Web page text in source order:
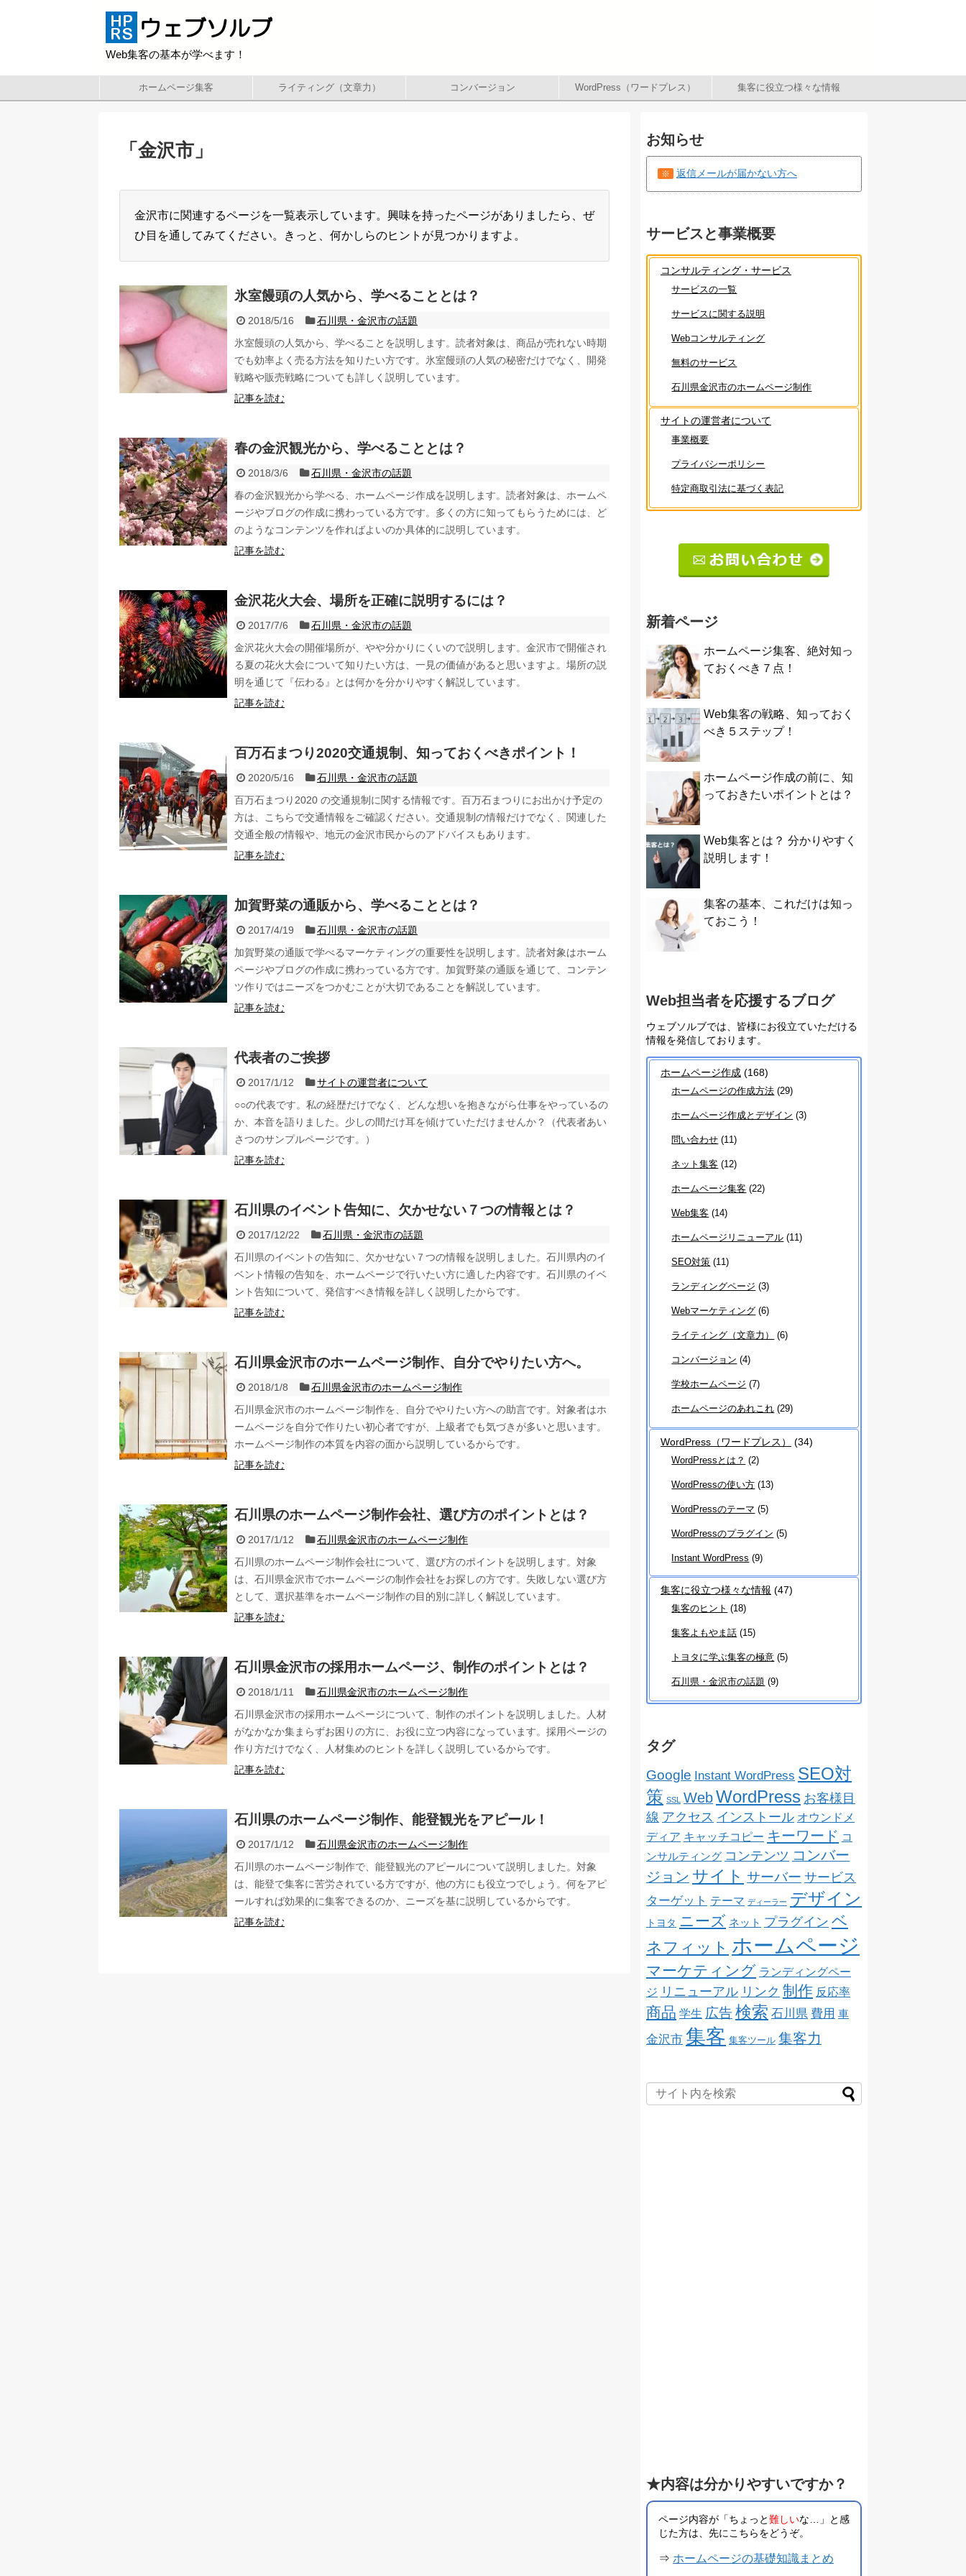
Web集客の基本が学べます！
ホームページ集客 ライティング（文章力） コンバージョン WordPress（ワードプレス） 集客に役立つ様々な情報
「 金沢市 」
金沢市に関連するページを一覧表示しています。興味を持ったページがありましたら、ぜ
ひ目を通してみてください。きっと、何かしらのヒントが見つかりますよ。
氷室饅頭の人気から、学べることとは？
2018/5/16
石川県・金沢市の話題
氷室饅頭の人気から、学べることを説明します。読者対象は、商品が売れない時期
でも効率よく売る方法を知りたい方です。氷室饅頭の人気の秘密だけでなく、開発
戦略や販売戦略についても詳しく説明しています。
記事を読む
春の金沢観光から、学べることとは？
2018/3/6
石川県・金沢市の話題
春の金沢観光から学べる、ホームページ作成を説明します。読者対象は、ホームペ
ージやブログの作成に携わっている方です。多くの方に知ってもらうためには、ど
のようなコンテンツを作ればよいのか具体的に説明しています。
記事を読む
金沢花火大会、場所を正確に説明するには？
2017/7/6
石川県・金沢市の話題
金沢花火大会の開催場所が、やや分かりにくいので説明します。金沢市で開催され
る夏の花火大会について知りたい方は、一見の価値があると思いますよ。場所の説
明を通じて『伝わる』とは何かを分かりやすく解説しています。
記事を読む
百万石まつり2020交通規制、知っておくべきポイント！
2020/5/16
石川県・金沢市の話題
百万石まつり2020 の交通規制に関する情報です。百万石まつりにお出かけ予定の
方は、こちらで交通情報をご確認ください。交通規制の情報だけでなく、関連した
交通全般の情報や、地元の金沢市民からのアドバイスもあります。
記事を読む
加賀野菜の通販から、学べることとは？
2017/4/19
石川県・金沢市の話題
加賀野菜の通販で学べるマーケティングの重要性を説明します。読者対象はホーム
ページやブログの作成に携わっている方です。加賀野菜の通販を通じて、コンテン
ツ作りではニーズをつかむことが大切であることを解説しています。
記事を読む
代表者のご挨拶
2017/1/12
サイトの運営者について
○○の代表です。私の経歴だけでなく、どんな想いを抱きながら仕事をやっているの
か、本音を語りました。少しの間だけ耳を傾けていただけませんか？（代表者あい
さつのサンプルページです。）
記事を読む
石川県のイベント告知に、欠かせない７つの情報とは？
2017/12/22
石川県・金沢市の話題
石川県のイベントの告知に、欠かせない７つの情報を説明しました。石川県内のイ
ベント情報の告知を、ホームページで行いたい方に適した内容です。石川県のイベ
ント告知について、発信すべき情報を詳しく説明したからです。
記事を読む
石川県金沢市のホームページ制作、自分でやりたい方へ。
2018/1/8
石川県金沢市のホームページ制作
石川県金沢市のホームページ制作を、自分でやりたい方への助言です。対象者はホ
ームページを自分で作りたい初心者ですが、上級者でも気づきが多いと思います。
ホームページ制作の本質を内容の面から説明しているからです。
記事を読む
石川県のホームページ制作会社、選び方のポイントとは？
2017/1/12
石川県金沢市のホームページ制作
石川県のホームページ制作会社について、選び方のポイントを説明します。対象
は、石川県金沢市でホームページの制作会社をお探しの方です。失敗しない選び方
として、選択基準をホームページ制作の目的別に詳しく解説しています。
記事を読む
石川県金沢市の採用ホームページ、制作のポイントとは？
2018/1/11
石川県金沢市のホームページ制作
石川県金沢市の採用ホームページについて、制作のポイントを説明しました。人材
がなかなか集まらずお困りの方に、お役に立つ内容になっています。採用ページの
作り方だけでなく、人材集めのヒントを詳しく説明しているからです。
記事を読む
石川県のホームページ制作、能登観光をアピール！
2017/1/12
石川県金沢市のホームページ制作
石川県のホームページ制作で、能登観光のアピールについて説明しました。対象
は、能登で集客に苦労されている方ですが、他の方にも役立つでしょう。何をアピ
ールすれば効果的に集客できるのか、ニーズを基に説明しているからです。
記事を読む
お知らせ
※ 返信メールが届かない方へ
サービスと事業概要
コンサルティング・サービス
サービスの一覧
サービスに関する説明
Webコンサルティング
無料のサービス
石川県金沢市のホームページ制作
サイトの運営者について
事業概要
プライバシーポリシー
特定商取引法に基づく表記
新着ページ
ホームページ集客、絶対知っ
ておくべき７点！
Web集客の戦略、知っておく
べき５ステップ！
ホームページ作成の前に、知
っておきたいポイントとは？
Web集客とは？ 分かりやすく
説明します！
集客の基本、これだけは知っ
ておこう！
Web担当者を応援するブログ
ウェブソルブでは、皆様にお役立ていただける
情報を発信しております。
ホームページ作成 (168)
ホームページの作成方法 (29)
ホームページ作成とデザイン (3)
問い合わせ (11)
ネット集客 (12)
ホームページ集客 (22)
Web集客 (14)
ホームページリニューアル (11)
SEO対策 (11)
ランディングページ (3)
Webマーケティング (6)
ライティング（文章力） (6)
コンバージョン (4)
学校ホームページ (7)
ホームページのあれこれ (29)
WordPress（ワードプレス） (34)
WordPressとは？ (2)
WordPressの使い方 (13)
WordPressのテーマ (5)
WordPressのプラグイン (5)
Instant WordPress (9)
集客に役立つ様々な情報 (47)
集客のヒント (18)
集客よもやま話 (15)
トヨタに学ぶ集客の極意 (5)
石川県・金沢市の話題 (9)
タグ
Google Instant WordPress SEO対
策 SSL WebWordPress お客様目
線 アクセス インストール オウンドメ
ディア キャッチコピー キーワード コ
ンサルティング コンテンツ コンバー
ジョン サイト サーバー サービス
ターゲット テーマ ディーラー デザイン
トヨタ ニーズ ネット プラグイン ベ
ネフィット ホームページ
マーケティング ランディングペー
ジ リニューアル リンク 制作 反応率
商品 学生 広告検索 石川県 費用 車
金沢市 集客 集客ツール 集客力
★内容は分かりやすいですか？
ページ内容が「ちょっと難しいな…」と感
じた方は、先にこちらをどうぞ。
⇒ ホームページの基礎知識まとめ